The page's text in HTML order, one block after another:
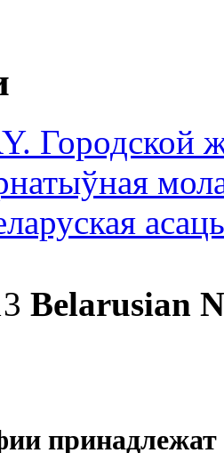
Городской
Belarusian